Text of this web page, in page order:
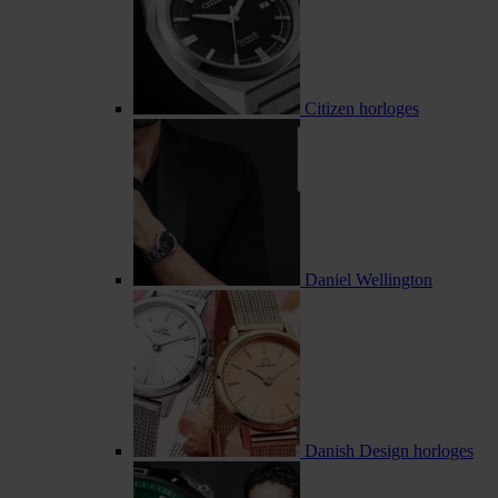
Citizen horloges
Daniel Wellington
Danish Design horloges